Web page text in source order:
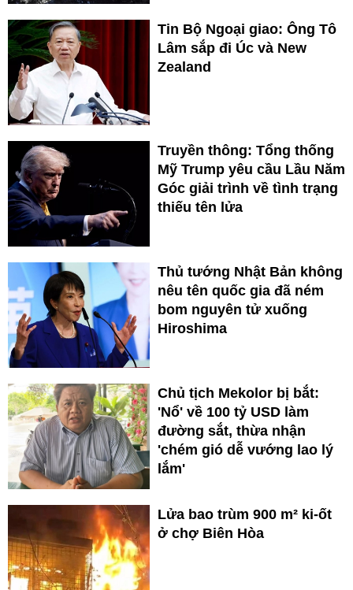
Tin Bộ Ngoại giao: Ông Tô
Lâm sắp đi Úc và New
Zealand
Truyền thông: Tổng thống
Mỹ Trump yêu cầu Lầu Năm
Góc giải trình về tình trạng
thiếu tên lửa
Thủ tướng Nhật Bản không
nêu tên quốc gia đã ném
bom nguyên tử xuống
Hiroshima
Chủ tịch Mekolor bị bắt:
'Nổ' về 100 tỷ USD làm
đường sắt, thừa nhận
'chém gió dễ vướng lao lý
lắm'
Lửa bao trùm 900 m² ki-ốt
ở chợ Biên Hòa